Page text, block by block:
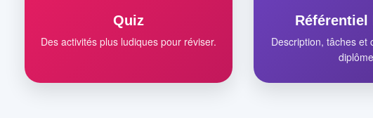
Quiz
Des activités plus ludiques pour réviser.
Référentiel
Description, tâches et